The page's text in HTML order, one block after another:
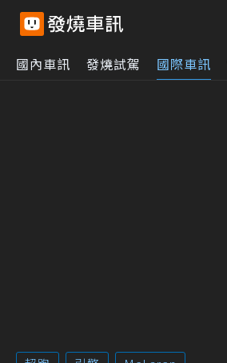
國內車訊 發燒試駕 國際車訊